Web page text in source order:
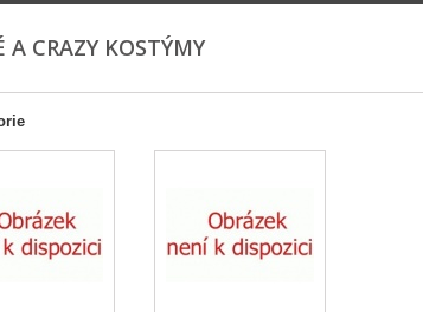
A CRAZY KOSTÝMY